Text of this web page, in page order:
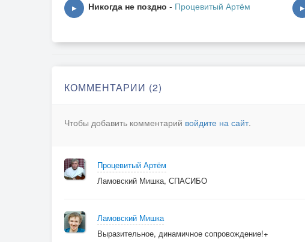
▶ Никогда не поздно - Процевитый Артём ▶
КОММЕНТАРИИ (2)
Чтобы добавить комментарий войдите на сайт.
Процевитый Артём
Ламовский Мишка, СПАСИБО
Ламовский Мишка
Выразительное, динамичное сопровождение!+